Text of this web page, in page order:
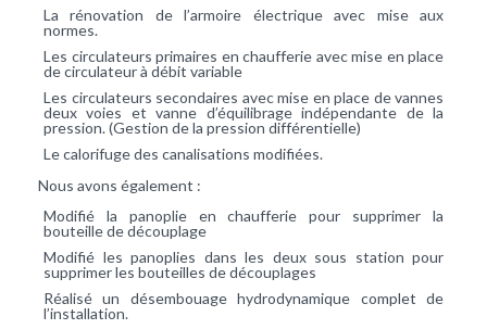
La rénovation de l’armoire électrique avec mise aux
normes.
Les circulateurs primaires en chaufferie avec mise en place
de circulateur à débit variable
Les circulateurs secondaires avec mise en place de vannes
deux voies et vanne d’équilibrage indépendante de la
pression. (Gestion de la pression différentielle)
Le calorifuge des canalisations modifiées.
Nous avons également :
Modifié la panoplie en chaufferie pour supprimer la
bouteille de découplage
Modifié les panoplies dans les deux sous station pour
supprimer les bouteilles de découplages
Réalisé un désembouage hydrodynamique complet de
l’installation.